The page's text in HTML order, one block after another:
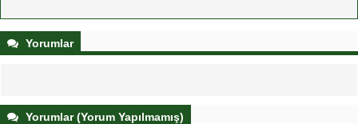
Yorumlar
Yorumlar (Yorum Yapılmamış)